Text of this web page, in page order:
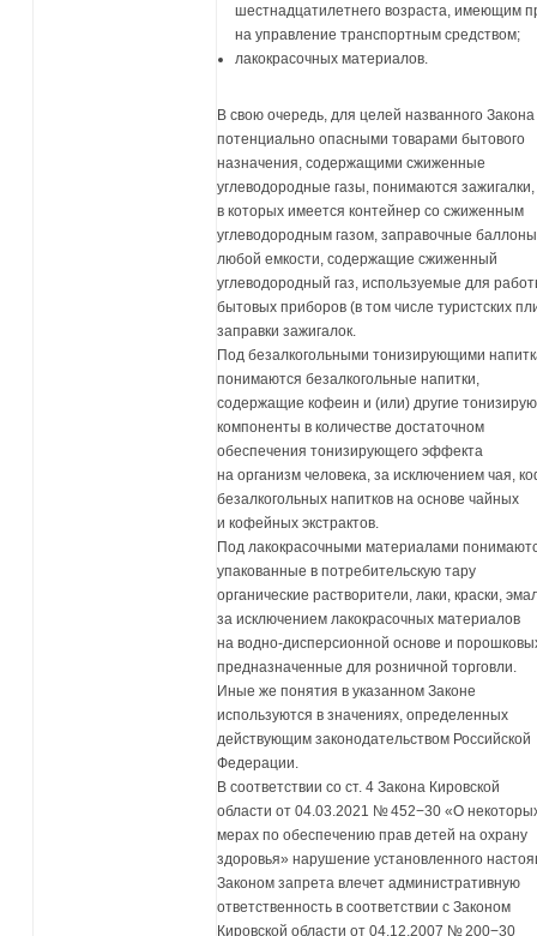
шестнадцатилетнего возраста, имеющим
на управление транспортным средством;
лакокрасочных материалов.
В свою очередь, для целей названного
потенциально опасными товарами бытового
назначения, содержащими сжиженные
углеводородные газы, понимаются зажигалки,
в которых имеется контейнер со сжиженным
углеводородным газом, заправочные баллоны
любой емкости, содержащие сжиженный
углеводородный газ, используемые для
бытовых приборов (в том числе туристских
заправки зажигалок.
Под безалкогольными тонизирующими
понимаются безалкогольные напитки,
содержащие кофеин и (или) другие
компоненты в количестве достаточном
обеспечения тонизирующего эффекта
на организм человека, за исключением чая,
безалкогольных напитков на основе чайных
и кофейных экстрактов.
Под лакокрасочными материалами
упакованные в потребительскую тару
органические растворители, лаки, краски,
за исключением лакокрасочных материалов
на водно-дисперсионной основе и
предназначенные для розничной торговли.
Иные же понятия в указанном Законе
используются в значениях, определенных
действующим законодательством Российской
Федерации.
В соответствии со ст. 4 Закона Кировской
области от 04.03.2021 № 452−30 «О
мерах по обеспечению прав детей на охрану
здоровья» нарушение установленного
Законом запрета влечет административную
ответственность в соответствии с Законом
Кировской области от 04.12.2007 № 200−30